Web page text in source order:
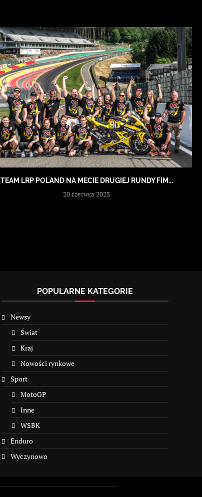
TEAM LRP POLAND NA MECIE DRUGIEJ RUNDY FIM...
20 czerwca 2023
POPULARNE KATEGORIE
Newsy
Świat
Kraj
Nowości rynkowe
Sport
MotoGP
Inne
WSBK
Enduro
Wyczynowo